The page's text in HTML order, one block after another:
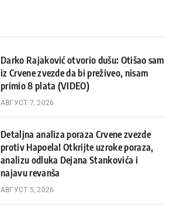
Darko Rajaković otvorio dušu: Otišao sam
iz Crvene zvezde da bi preživeo, nisam
primio 8 plata (VIDEO)
АВГУСТ 7, 2026
Detaljna analiza poraza Crvene zvezde
protiv Hapoela! Otkrijte uzroke poraza,
analizu odluka Dejana Stankovića i
najavu revanša
АВГУСТ 5, 2026